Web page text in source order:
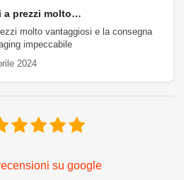
a prezzi molto…
molto vantaggiosi e la consegna
impeccabile
2024
su google